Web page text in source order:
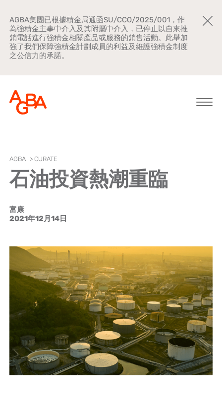
AGBA集團已根據積金局通函SU/CCO/2025/001，作
為強積金主事中介入及其附屬中介入，已停止以自來推
銷電話進行強積金相關產品或服務的銷售活動。此舉加
強了我們保障強積金計劃成員的利益及維護強積金制度
之公信力的承諾。
關於AGBA
新聞中心
公司文化
AGBA > CURATE
石油投資熱潮重臨
富康
2021年12月14日